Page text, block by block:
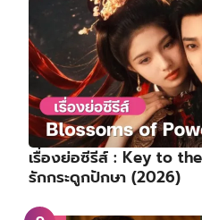
เรื่องย่อซีรีส์ : Key to
รักกระดูกปักษา (2026)